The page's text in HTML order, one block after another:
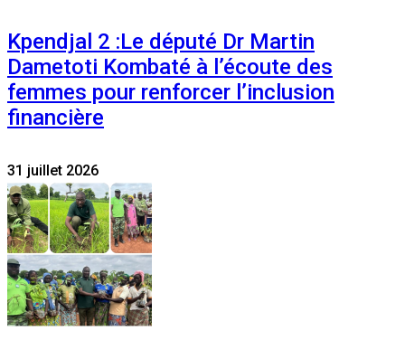
Kpendjal 2 :Le député Dr Martin
Dametoti Kombaté à l’écoute des
femmes pour renforcer l’inclusion
financière
31 juillet 2026